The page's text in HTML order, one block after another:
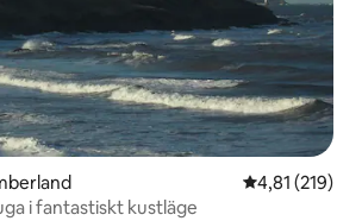
4,81 av 5 i
4,81 (219)
i fantastiskt kustläge